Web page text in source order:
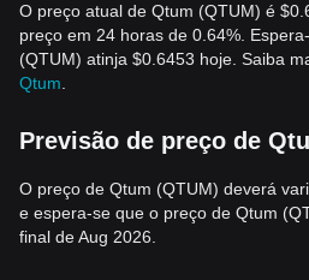
O preço atual de Qtum (QTUM) é
preço em 24 horas de 0.64%.
(QTUM) atinja $0.6453 hoje. Saiba
Qtum
Previsão de preço de
O preço de Qtum (QTUM) deverá
e espera-se que o preço de Qtum
final de Aug 2026.